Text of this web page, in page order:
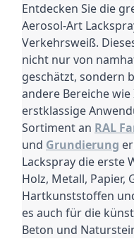
Entdecken Sie die
Aerosol-Art
Verkehrsweiß.
nicht nur von
geschätzt, sondern
andere Bereiche
erstklassige
Sortiment an RAL
und Grundierung
Lackspray die erste
Holz, Metall, Papier,
Hartkunststoffen
es auch für die
Beton und